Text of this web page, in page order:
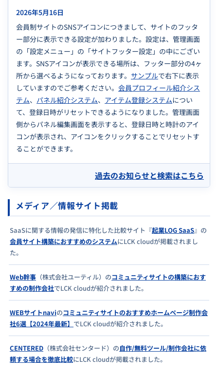
2026年5月16日
会員制サイトのSNSアイコンにつきまして、サイトのフッタ
ー部分に表示できる設定が加わりました。設定は、管理画面
の「設定メニュー」の「サイトフッター設定」の中にござい
ます。SNSアイコンが表示できる場所は、フッター部分の4ヶ
所から選べるようになっております。 サンプルで右下に表示
していますのでご参考ください。 会員プロフィール紹介シス
テム、 パネル紹介システム、 アイテム登録システムについ
て、登録日時がリセットできるようになりました。管理画面
側からパネル編集画面を表示すると、登録日時と時計のアイ
コンが表示され、アイコンをクリックすることでリセットす
ることができます。
過去のお知らせと検索はこちら
メディア／情報サイト掲載
SaaSに関する情報の発信に特化した比較サイト『起業LOG SaaS』の
会員サイト構築におすすめのシステムにLCK cloudが掲載されまし
た。
Web幹事 （株式会社ユーティル）のコミュニティサイトの構築におす
すめの制作会社でLCK cloudが紹介されました。
WEBサイトnaviのコミュニティサイトのおすすめホームページ制作会
社6選【2024年最新】 でLCK cloudが紹介されました。
CENTERED （株式会社センタード）の自作/無料ツール/制作会社に依
頼する場合を徹底比較にLCK cloudが掲載されました。